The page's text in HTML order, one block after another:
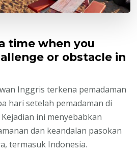
time when you
or obstacle in
Inggris terkena pemadaman
hari setelah pemadaman di
ini menyebabkan
dan keandalan pasokan
termasuk Indonesia.